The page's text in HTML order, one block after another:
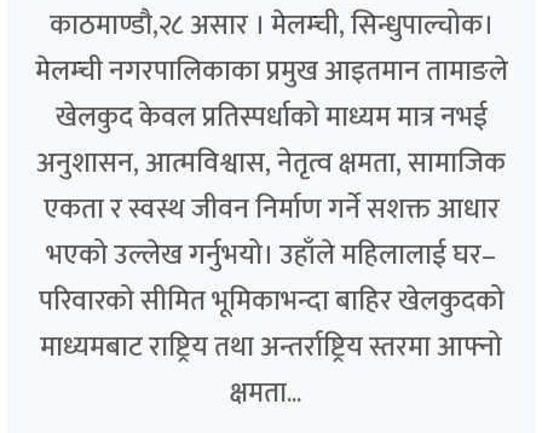
काठमाण्डौ,२८ असार । मेलम्ची, सिन्धुपाल्चोक।
मेलम्ची नगरपालिकाका प्रमुख आइतमान तामाङले
खेलकुद केवल प्रतिस्पर्धाको माध्यम मात्र नभई
अनुशासन, आत्मविश्वास, नेतृत्व क्षमता, सामाजिक
एकता र स्वस्थ जीवन निर्माण गर्ने सशक्त आधार
भएको उल्लेख गर्नुभयो। उहाँले महिलालाई घर–
परिवारको सीमित भूमिकाभन्दा बाहिर खेलकुदको
माध्यमबाट राष्ट्रिय तथा अन्तर्राष्ट्रिय स्तरमा आफ्नो
क्षमता...